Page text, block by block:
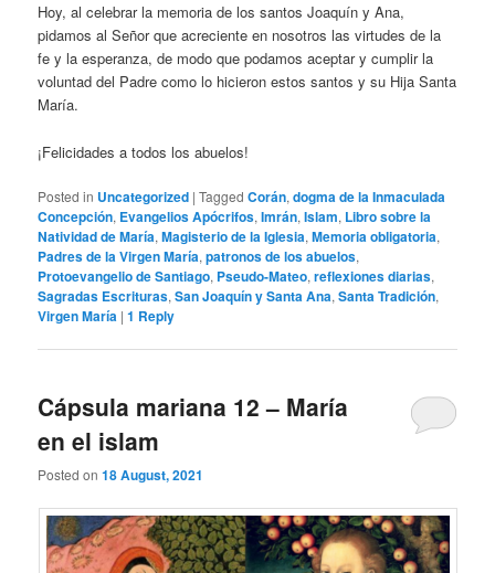
Hoy, al celebrar la memoria de los santos Joaquín y Ana,
pidamos al Señor que acreciente en nosotros las virtudes de la
fe y la esperanza, de modo que podamos aceptar y cumplir la
voluntad del Padre como lo hicieron estos santos y su Hija Santa
María.
¡Felicidades a todos los abuelos!
Posted in Uncategorized |Tagged Corán,dogma de la Inmaculada
Concepción, Evangelios Apócrifos,Imrán,Islam, Libro sobre la
Natividad de María,Magisterio de la Iglesia,Memoria obligatoria,
Padres de la Virgen María,patronos de los abuelos,
Protoevangelio de Santiago, Pseudo-Mateo,reflexiones diarias,
Sagradas Escrituras,San Joaquín y Santa Ana,Santa Tradición,
Virgen María |1 Reply
Cápsula mariana 12 – María
en el islam
Posted on18 August, 2021